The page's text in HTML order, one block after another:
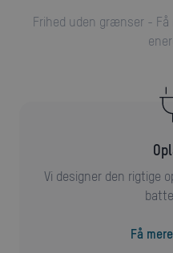
Frihed uden grænser - Få
Vi designer den rigtige oplader, skræddersyet til din
Få